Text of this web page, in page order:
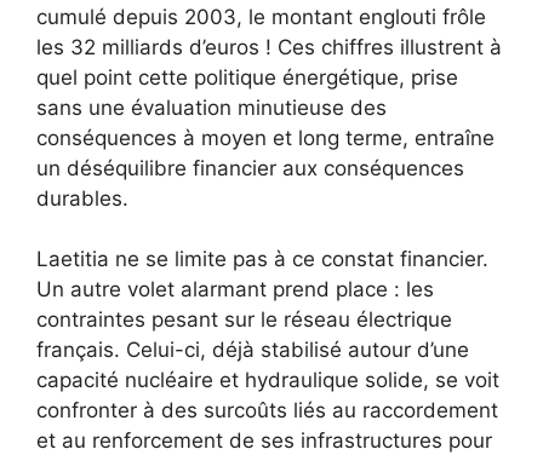
cumulé depuis 2003, le montant englouti frôle
les 32 milliards d’euros ! Ces chiffres illustrent à
quel point cette politique énergétique, prise
sans une évaluation minutieuse des
conséquences à moyen et long terme, entraîne
un déséquilibre financier aux conséquences
durables.
Laetitia ne se limite pas à ce constat financier.
Un autre volet alarmant prend place : les
contraintes pesant sur le réseau électrique
français. Celui-ci, déjà stabilisé autour d’une
capacité nucléaire et hydraulique solide, se voit
confronter à des surcoûts liés au raccordement
et au renforcement de ses infrastructures pour